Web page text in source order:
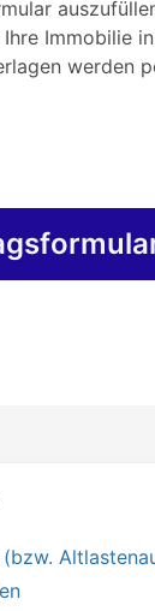
Immobilie
werden